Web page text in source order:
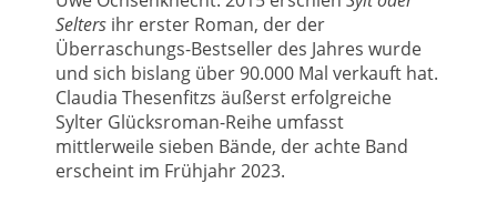
Selters ihr erster Roman, der der
Überraschungs-Bestseller des Jahres wurde
und sich bislang über 90.000 Mal verkauft hat.
Claudia Thesenfitzs äußerst erfolgreiche
Sylter Glücksroman-Reihe umfasst
mittlerweile sieben Bände, der achte Band
erscheint im Frühjahr 2023.